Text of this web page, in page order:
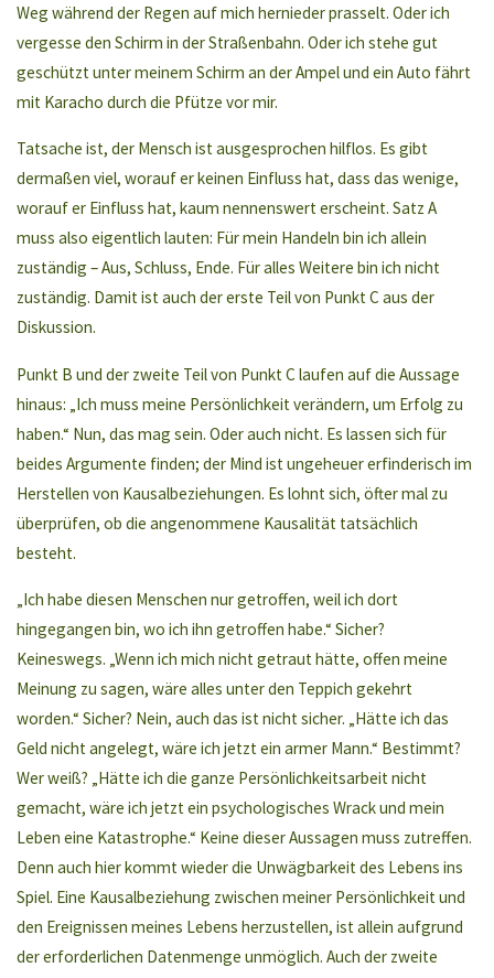
Weg während der Regen auf mich hernieder prasselt. Oder ich
vergesse den Schirm in der Straßenbahn. Oder ich stehe gut
geschützt unter meinem Schirm an der Ampel und ein Auto fährt
mit Karacho durch die Pfütze vor mir.
Tatsache ist, der Mensch ist ausgesprochen hilflos. Es gibt
dermaßen viel, worauf er keinen Einfluss hat, dass das wenige,
worauf er Einfluss hat, kaum nennenswert erscheint. Satz A
muss also eigentlich lauten: Für mein Handeln bin ich allein
zuständig – Aus, Schluss, Ende. Für alles Weitere bin ich nicht
zuständig. Damit ist auch der erste Teil von Punkt C aus der
Diskussion.
Punkt B und der zweite Teil von Punkt C laufen auf die Aussage
hinaus: „Ich muss meine Persönlichkeit verändern, um Erfolg zu
haben.“ Nun, das mag sein. Oder auch nicht. Es lassen sich für
beides Argumente finden; der Mind ist ungeheuer erfinderisch im
Herstellen von Kausalbeziehungen. Es lohnt sich, öfter mal zu
überprüfen, ob die angenommene Kausalität tatsächlich
besteht.
„Ich habe diesen Menschen nur getroffen, weil ich dort
hingegangen bin, wo ich ihn getroffen habe.“ Sicher?
Keineswegs. „Wenn ich mich nicht getraut hätte, offen meine
Meinung zu sagen, wäre alles unter den Teppich gekehrt
worden.“ Sicher? Nein, auch das ist nicht sicher. „Hätte ich das
Geld nicht angelegt, wäre ich jetzt ein armer Mann.“ Bestimmt?
Wer weiß? „Hätte ich die ganze Persönlichkeitsarbeit nicht
gemacht, wäre ich jetzt ein psychologisches Wrack und mein
Leben eine Katastrophe.“ Keine dieser Aussagen muss zutreffen.
Denn auch hier kommt wieder die Unwägbarkeit des Lebens ins
Spiel. Eine Kausalbeziehung zwischen meiner Persönlichkeit und
den Ereignissen meines Lebens herzustellen, ist allein aufgrund
der erforderlichen Datenmenge unmöglich. Auch der zweite